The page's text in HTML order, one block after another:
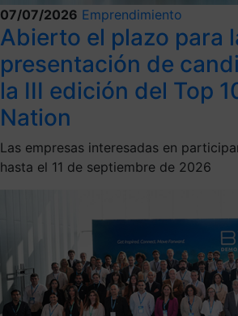
07/07/2026 Emprendimiento
Abierto el plazo para
presentación de
la III edición del Top
Nation
Las empresas interesadas en
hasta el 11 de septiembre de 2026